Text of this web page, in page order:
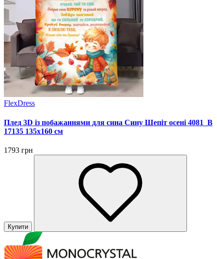
FlexDress
Плед 3D із побажаннями для сина Сину Шепіт осені 4081_B
17135 135х160 см
1793 грн
Купити